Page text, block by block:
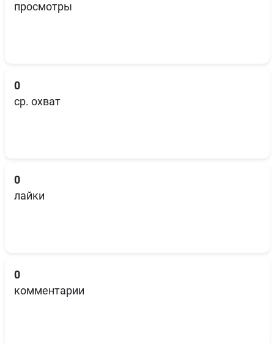
просмотры
0
ср. охват
0
лайки
0
комментарии